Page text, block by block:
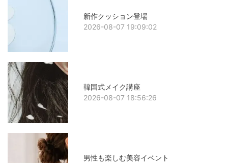
新作クッション登場
2026-08-07 19:09:02
韓国式メイク講座
2026-08-07 18:56:26
男性も楽しむ美容イベント